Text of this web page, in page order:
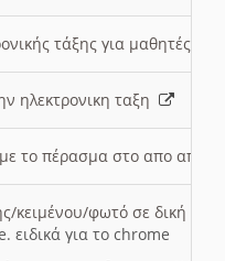
τάξης για μαθητές
ηλεκτρονικη ταξη
με το πέρασμα στο απο
κειμένου/φωτό σε δική
για το chrome